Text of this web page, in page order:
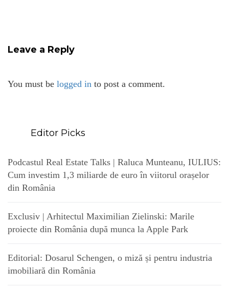
Leave a Reply
You must be logged in to post a comment.
Editor Picks
Podcastul Real Estate Talks | Raluca Munteanu, IULIUS:
Cum investim 1,3 miliarde de euro în viitorul orașelor
din România
Exclusiv | Arhitectul Maximilian Zielinski: Marile
proiecte din România după munca la Apple Park
Editorial: Dosarul Schengen, o miză și pentru industria
imobiliară din România